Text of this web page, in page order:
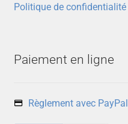
Politique de confidentialité
Paiement en ligne
Règlement avec PayPal